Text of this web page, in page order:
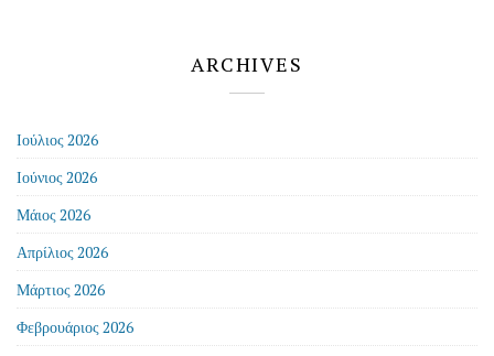
ARCHIVES
Ιούλιος 2026
Ιούνιος 2026
Μάιος 2026
Απρίλιος 2026
Μάρτιος 2026
Φεβρουάριος 2026